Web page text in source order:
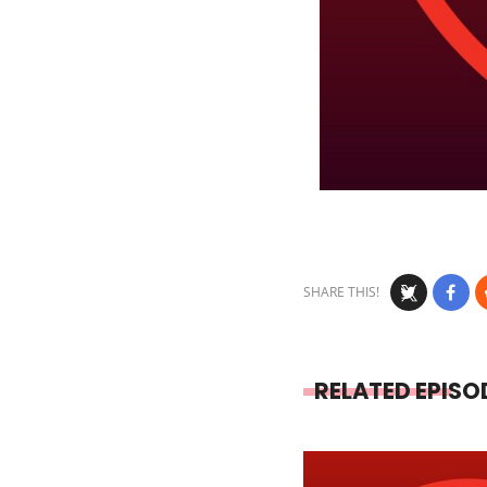
SHARE THIS!
RELATED